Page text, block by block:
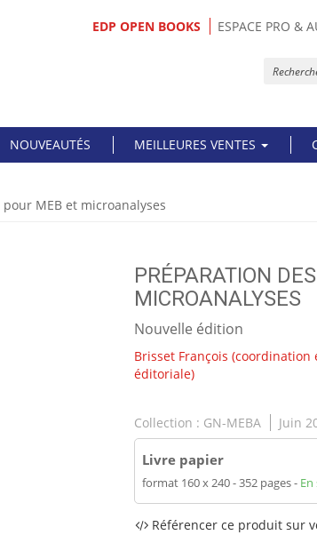
EDP OPEN BOOKS ESPACE PRO &
NOUVEAUTÉS MEILLEURES VENTES
MEB et microanalyses
PRÉPARATION
MICROANALYSES
Nouvelle édition
Brisset François (coordination
éditoriale)
Collection : GN-MEBA Juin
Livre papier
format 160 x 240 352 pages
Référencer ce produit sur